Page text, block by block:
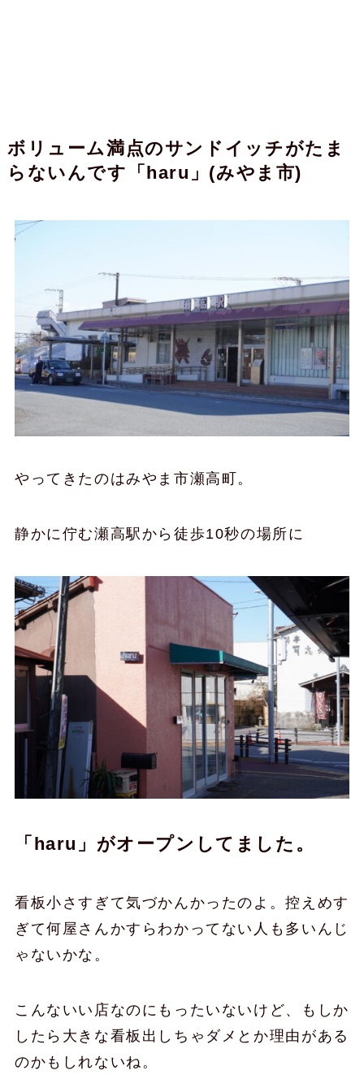
ボリューム満点のサンドイッチがたま
らないんです「haru」(みやま市)
やってきたのはみやま市瀬高町。
静かに佇む瀬高駅から徒歩10秒の場所に
「haru」がオープンしてました。
看板小さすぎて気づかんかったのよ。控えめす
ぎて何屋さんかすらわかってない人も多いんじ
ゃないかな。
こんないい店なのにもったいないけど、もしか
したら大きな看板出しちゃダメとか理由がある
のかもしれないね。